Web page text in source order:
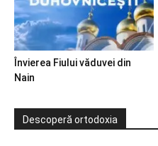
Învierea Fiului văduvei din
Nain
Descoperă ortodoxia